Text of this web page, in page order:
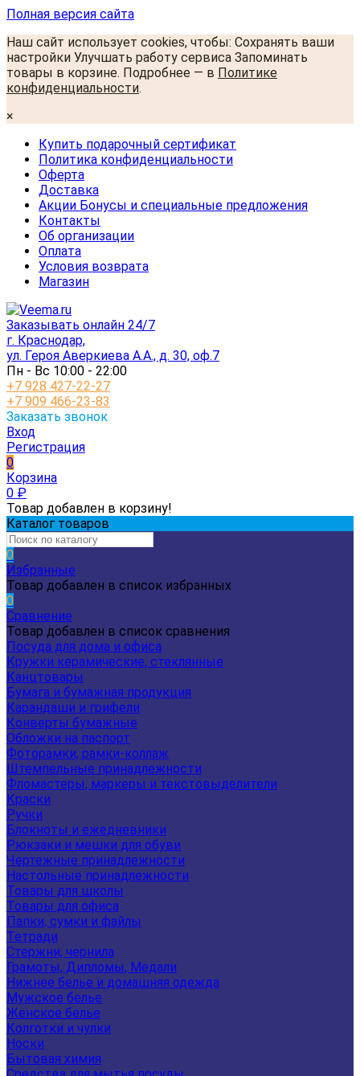
Полная версия сайта
Наш сайт использует cookies, чтобы: Сохранять ваши
настройки Улучшать работу сервиса Запоминать
товары в корзине. Подробнее — в Политике
конфиденциальности.
×
Купить подарочный сертификат
Политика конфиденциальности
Оферта
Доставка
Акции Бонусы и специальные предложения
Контакты
Об организации
Оплата
Условия возврата
Магазин
Заказывать онлайн 24/7
г. Краснодар,
ул. Героя Аверкиева А.А., д. 30, оф.7
Пн - Вс 10:00 - 22:00
+7 928 427-22-27
+7 909 466-23-83
Заказать звонок
Вход
Регистрация
0
Корзина
0 ₽
Товар добавлен в корзину!
Каталог товаров
0
Избранные
Товар добавлен в список избранных
0
Сравнение
Товар добавлен в список сравнения
Посуда для дома и офиса
Кружки керамические, стеклянные
Канцтовары
Бумага и бумажная продукция
Карандаши и грифели
Конверты бумажные
Обложки на паспорт
Фоторамки, рамки-коллаж
Штемпельные принадлежности
Фломастеры, маркеры и текстовыделители
Краски
Ручки
Блокноты и ежедневники
Рюкзаки и мешки для обуви
Чертежные принадлежности
Настольные принадлежности
Товары для школы
Товары для офиса
Папки, сумки и файлы
Тетради
Стержни, чернила
Грамоты, Дипломы, Медали
Нижнее белье и домашняя одежда
Мужское белье
Женское белье
Колготки и чулки
Носки
Бытовая химия